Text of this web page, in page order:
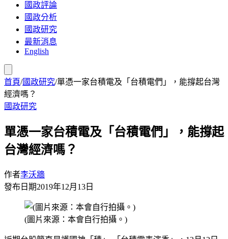
國政評論
國政分析
國政研究
最新消息
English
首頁/國政研究/單憑一家台積電及「台積電們」，能撐起台灣
經濟嗎？
國政研究
單憑一家台積電及「台積電們」，能撐起
台灣經濟嗎？
作者李沃牆
發布日期2019年12月13日
(圖片來源：本會自行拍攝。)